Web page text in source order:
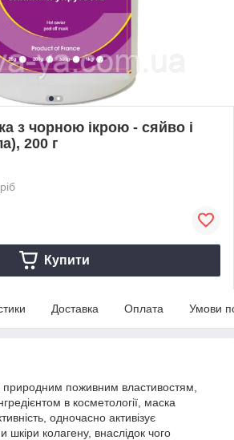
з чорною ікрою - сяйво і
200 г
Купити
Доставка Оплата Умови
природним поживним властивостям,
в косметології, маска
одночасно активізує
шкіри колагену, внаслідок чого